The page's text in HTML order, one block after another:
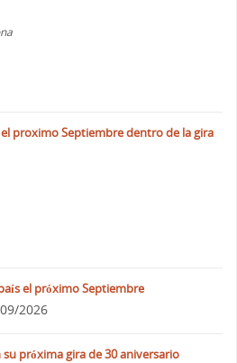
proximo Septiembre dentro de la gira
el próximo Septiembre
2026
su próxima gira de 30 aniversario